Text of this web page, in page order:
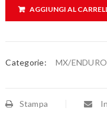
AGGIUNGI AL
Categorie: MX/ENDURO
Stampa